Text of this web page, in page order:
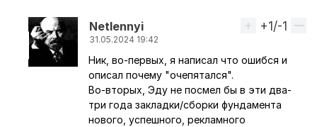
Netlennyi
31.05.2024 19:42
Ответ на комментарий пользователя
Вверх
+1/-1
Ник, во-первых, я написал что ошибся и
описал почему "очепятался".
Во-вторых, Эду не посмел бы в эти два-
три года закладки/сборки фундамента
нового, успешного, рекламного